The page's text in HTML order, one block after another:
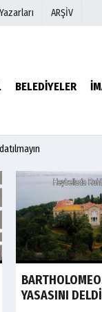
ARŞİV
BELEDİYELER
YASASINI